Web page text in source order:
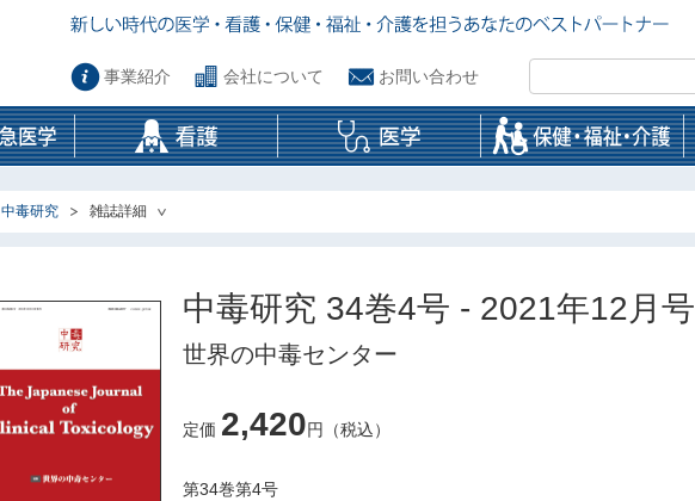
事業紹介 会社について お問い合わせ
中毒研究 雑誌詳細
中毒研究 34巻4号 - 2021年12月号
世界の中毒センター
定価 2,420円（税込）
第34巻第4号